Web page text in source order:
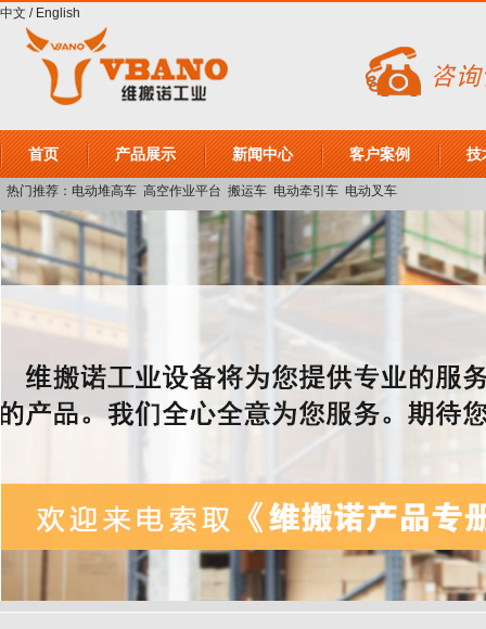
中文 / English
首页 产品展示 新闻中心 客户案例 技
热门推荐： 电动堆高车 高空作业平台 搬运车 电动牵引车 电动叉车